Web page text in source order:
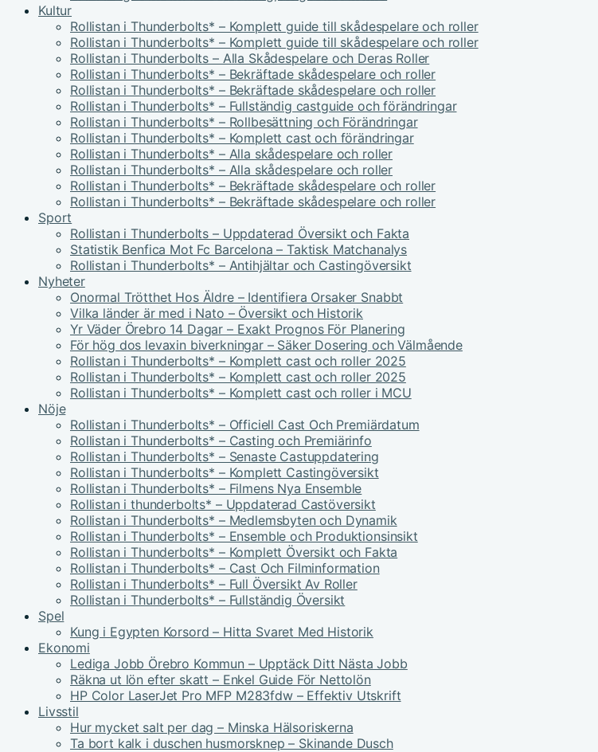
Kultur
Rollistan i Thunderbolts* – Komplett guide till skådespelare och roller
Rollistan i Thunderbolts* – Komplett guide till skådespelare och roller
Rollistan i Thunderbolts – Alla Skådespelare och Deras Roller
Rollistan i Thunderbolts* – Bekräftade skådespelare och roller
Rollistan i Thunderbolts* – Bekräftade skådespelare och roller
Rollistan i Thunderbolts* – Fullständig castguide och förändringar
Rollistan i Thunderbolts* – Rollbesättning och Förändringar
Rollistan i Thunderbolts* – Komplett cast och förändringar
Rollistan i Thunderbolts* – Alla skådespelare och roller
Rollistan i Thunderbolts* – Alla skådespelare och roller
Rollistan i Thunderbolts* – Bekräftade skådespelare och roller
Rollistan i Thunderbolts* – Bekräftade skådespelare och roller
Sport
Rollistan i Thunderbolts – Uppdaterad Översikt och Fakta
Statistik Benfica Mot Fc Barcelona – Taktisk Matchanalys
Rollistan i Thunderbolts* – Antihjältar och Castingöversikt
Nyheter
Onormal Trötthet Hos Äldre – Identifiera Orsaker Snabbt
Vilka länder är med i Nato – Översikt och Historik
Yr Väder Örebro 14 Dagar – Exakt Prognos För Planering
För hög dos levaxin biverkningar – Säker Dosering och Välmående
Rollistan i Thunderbolts* – Komplett cast och roller 2025
Rollistan i Thunderbolts* – Komplett cast och roller 2025
Rollistan i Thunderbolts* – Komplett cast och roller i MCU
Nöje
Rollistan i Thunderbolts* – Officiell Cast Och Premiärdatum
Rollistan i Thunderbolts* – Casting och Premiärinfo
Rollistan i Thunderbolts* – Senaste Castuppdatering
Rollistan i Thunderbolts* – Komplett Castingöversikt
Rollistan i Thunderbolts* – Filmens Nya Ensemble
Rollistan i thunderbolts* – Uppdaterad Castöversikt
Rollistan i Thunderbolts* – Medlemsbyten och Dynamik
Rollistan i Thunderbolts* – Ensemble och Produktionsinsikt
Rollistan i Thunderbolts* – Komplett Översikt och Fakta
Rollistan i Thunderbolts* – Cast Och Filminformation
Rollistan i Thunderbolts* – Full Översikt Av Roller
Rollistan i Thunderbolts* – Fullständig Översikt
Spel
Kung i Egypten Korsord – Hitta Svaret Med Historik
Ekonomi
Lediga Jobb Örebro Kommun – Upptäck Ditt Nästa Jobb
Räkna ut lön efter skatt – Enkel Guide För Nettolön
HP Color LaserJet Pro MFP M283fdw – Effektiv Utskrift
Livsstil
Hur mycket salt per dag – Minska Hälsoriskerna
Ta bort kalk i duschen husmorsknep – Skinande Dusch